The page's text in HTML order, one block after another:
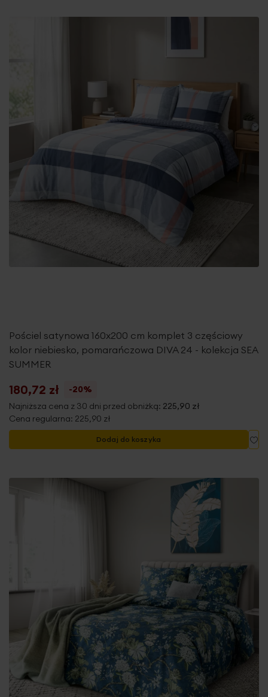
Pościel satynowa 160x200 cm komplet 3 częściowy
kolor niebiesko, pomarańczowa DIVA 24 - kolekcja SEA
SUMMER
180,72 zł
-20%
Najniższa cena z 30 dni przed obniżką: 225,90 zł
Cena regularna: 225,90 zł
Dodaj do koszyka